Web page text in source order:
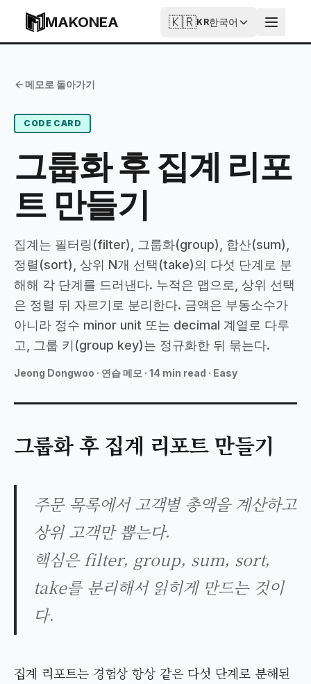
MAKONEA 🇰🇷KR한국어
그룹화 후 집계 리포트 만들기
Published2026-06-30T17:13:51.487Z
Updated2026-06-30T17:13:51.487Z
메모로 돌아가기
CODE CARD
그룹화 후 집계 리포
트 만들기
집계는 필터링(filter), 그룹화(group), 합산(sum),
정렬(sort), 상위 N개 선택(take)의 다섯 단계로 분
해해 각 단계를 드러낸다. 누적은 맵으로, 상위 선택
은 정렬 뒤 자르기로 분리한다. 금액은 부동소수가
아니라 정수 minor unit 또는 decimal 계열로 다루
고, 그룹 키(group key)는 정규화한 뒤 묶는다.
Jeong Dongwoo
MAKONEA · 연습 메모 · 14 min read · Easy
그룹화 후 집계 리포트 만들기
주문 목록에서 고객별 총액을 계산하고
상위 고객만 뽑는다.
핵심은 filter, group, sum, sort,
take를 분리해서 읽히게 만드는 것이
다.
집계 리포트는 경험상 항상 같은 다섯 단계로 분해된